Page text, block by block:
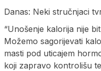
Danas: Neki stručnjaci
“Unošenje kalorija nije
Možemo sagorijevati
masti pod uticajem
koji zapravo kontrolišu